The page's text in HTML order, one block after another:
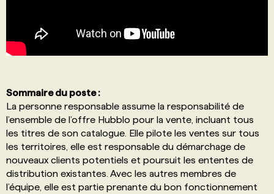
Sommaire du poste :
La personne responsable assume la responsabilité de
l’ensemble de l’offre Hubblo pour la vente, incluant tous
les titres de son catalogue. Elle pilote les ventes sur tous
les territoires, elle est responsable du démarchage de
nouveaux clients potentiels et poursuit les ententes de
distribution existantes. Avec les autres membres de
l’équipe, elle est partie prenante du bon fonctionnement